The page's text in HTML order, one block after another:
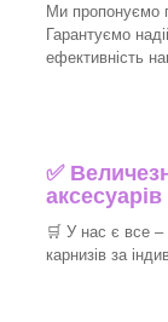
Ми пропонуємо
Гарантуємо
ефективність
✅
аксесуарів
🛒 У нас є все –
карнизів за